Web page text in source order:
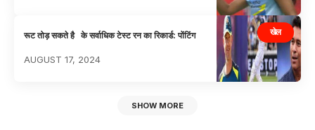
खेल
रूट तोड़ सकते है के सर्वाधिक टेस्ट रन का रिकार्ड: पोंटिंग
AUGUST 17, 2024
SHOW MORE